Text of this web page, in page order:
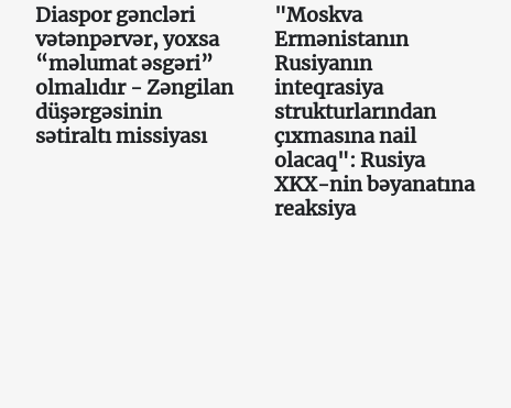
Diaspor gəncləri
vətənpərvər, yoxsa
“məlumat əsgəri”
olmalıdır - Zəngilan
düşərgəsinin
sətiraltı missiyası
"Moskva
Ermənistanın
Rusiyanın
inteqrasiya
strukturlarından
çıxmasına nail
olacaq": Rusiya
XKX-nin bəyanatına
reaksiya